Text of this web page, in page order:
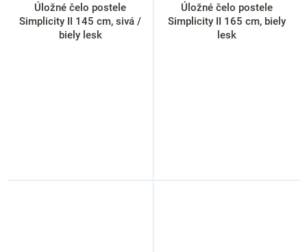
Úložné čelo postele
Simplicity II 145 cm, sivá /
biely lesk
Úložné čelo postele
Simplicity II 165 cm, biely
lesk